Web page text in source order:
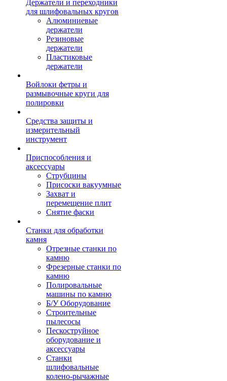
Держатели и переходники
для шлифовальных кругов
Алюминиевые
держатели
Резиновые
держатели
Пластиковые
держатели
Войлоки фетры и
размывочные круги для
полировки
Средства защиты и
измерительный
инструмент
Приспособления и
аксессуары
Струбцины
Присоски вакуумные
Захват и
перемещение плит
Снятие фаски
Станки для обработки
камня
Отрезные станки по
камню
Фрезерные станки по
камню
Полировальные
машины по камню
Б/У Оборудование
Строительные
пылесосы
Пескоструйное
оборудование и
аксессуары
Станки
шлифовальные
колено-рычажные